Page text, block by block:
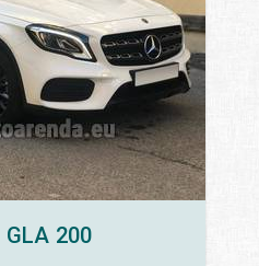
GLA 200